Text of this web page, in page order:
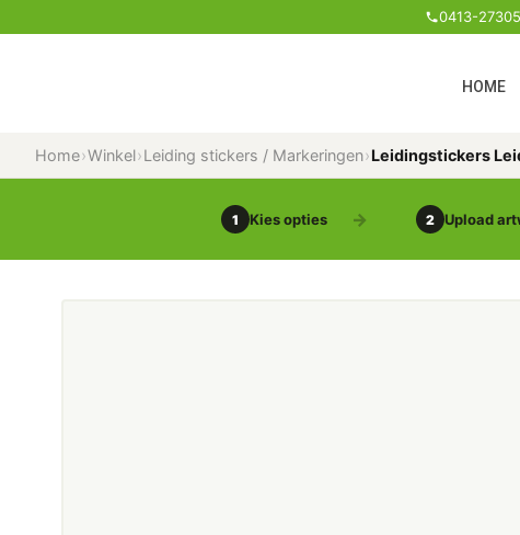
0413-
HOME
Home›Winkel›Leiding stickers / Markeringen›Leidingstickers
1 Kies opties 2 Upload